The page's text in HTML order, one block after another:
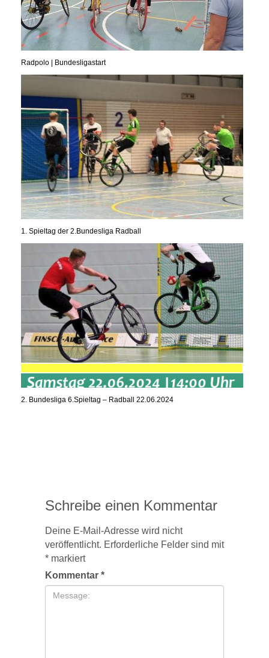
Radpolo | Bundesligastart
1. Spieltag der 2.Bundesliga Radball
2. Bundesliga 6.Spieltag – Radball 22.06.2024
Schreibe einen Kommentar
Deine E-Mail-Adresse wird nicht
veröffentlicht. Erforderliche Felder sind mit
* markiert
Kommentar *